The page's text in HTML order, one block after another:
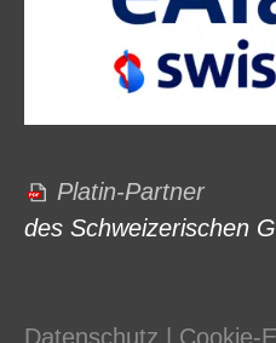
Platin-Partner
des Schweizerischen
Datenschutz | Cookie-